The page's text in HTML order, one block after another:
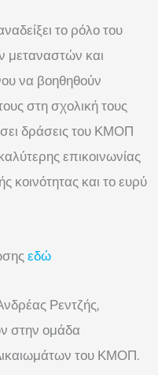
το ρόλο του
μεταναστών και
να βοηθηθούν
στη σχολική τους
δράσεις του ΚΜΟΠ
επικοινωνίας
κοινότητας και το ευρύ
εδώ
Ρεντζής,
στην ομάδα
του ΚΜΟΠ.